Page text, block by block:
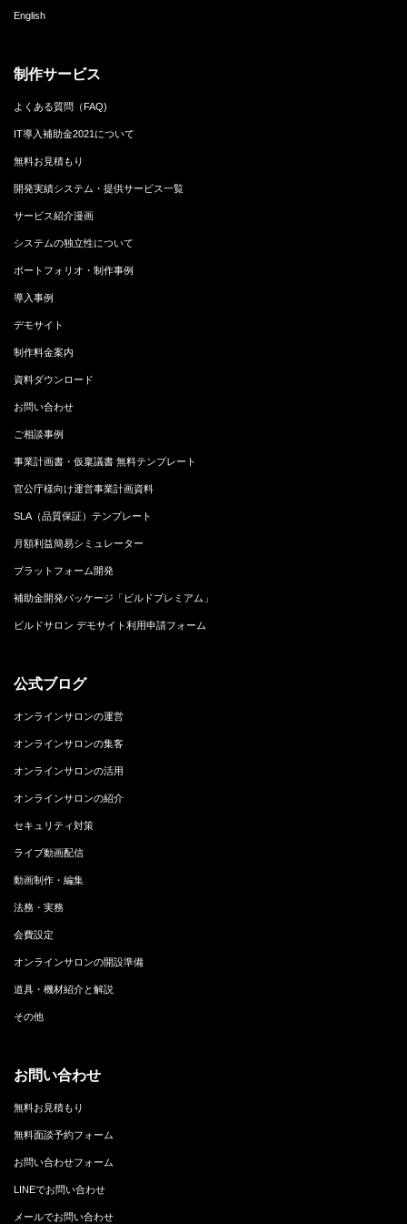
English
制作サービス
よくある質問（FAQ)
IT導入補助金2021について
無料お見積もり
開発実績システム・提供サービス一覧
サービス紹介漫画
システムの独立性について
ポートフォリオ・制作事例
導入事例
デモサイト
制作料金案内
資料ダウンロード
お問い合わせ
ご相談事例
事業計画書・仮稟議書 無料テンプレート
官公庁様向け運営事業計画資料
SLA（品質保証）テンプレート
月額利益簡易シミュレーター
プラットフォーム開発
補助金開発パッケージ「ビルドプレミアム」
ビルドサロン デモサイト利用申請フォーム
公式ブログ
オンラインサロンの運営
オンラインサロンの集客
オンラインサロンの活用
オンラインサロンの紹介
セキュリティ対策
ライブ動画配信
動画制作・編集
法務・実務
会費設定
オンラインサロンの開設準備
道具・機材紹介と解説
その他
お問い合わせ
無料お見積もり
無料面談予約フォーム
お問い合わせフォーム
LINEでお問い合わせ
メールでお問い合わせ